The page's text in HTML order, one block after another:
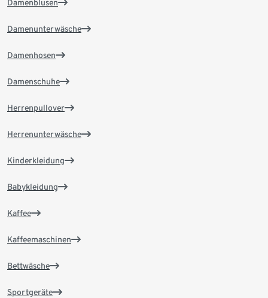
Damenblusen
Damenunterwäsche
Damenhosen
Damenschuhe
Herrenpullover
Herrenunterwäsche
Kinderkleidung
Babykleidung
Kaffee
Kaffeemaschinen
Bettwäsche
Sportgeräte